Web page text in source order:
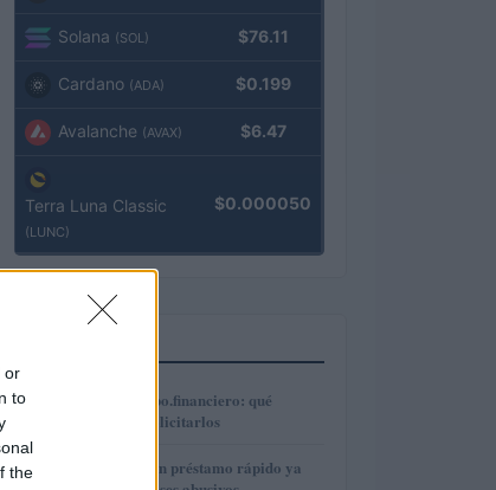
or
to
the
Solana (SOL) $76.11
Cardano (ADA) $0.199
Avalanche (AVAX) $6.47
Terra Luna Classic
(LUNC)
$0.000050
1
Préstamos en Kubo.financiero: qué
ofrecen y cómo solicitarlos
2
Cómo reclamar un préstamo rápido ya